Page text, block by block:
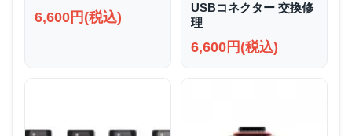
6,600円(税込)
USBコネクター 交換修
理
6,600円(税込)